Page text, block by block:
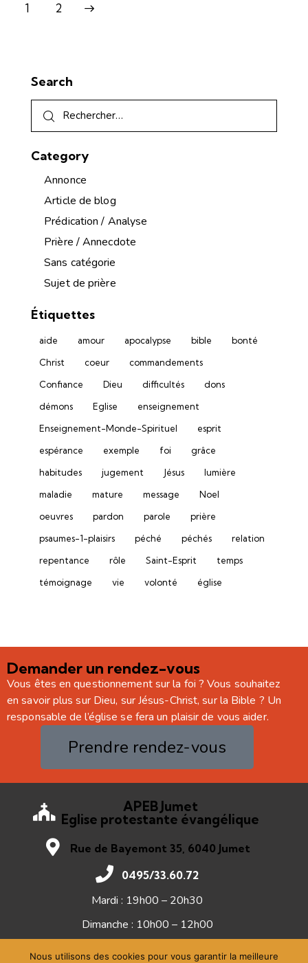
1 2
Search
Category
Annonce
Article de blog
Prédication / Analyse
Prière / Annecdote
Sans catégorie
Sujet de prière
Étiquettes
aide amour apocalypse bible
bonté
Christ
coeur
commandements
Confiance
Dieu difficultés
dons
démons
Eglise
enseignement
Enseignement-Monde-Spirituel
esprit
espérance
exemple foi
grâce
habitudes
jugement Jésus
lumière
maladie
mature message
Noel
oeuvres
pardon parole
prière
psaumes-1-plaisirs
péché péchés
relation
repentance
rôle Saint-Esprit
temps
témoignage
vie volonté église
Demander un rendez-vous
Vous êtes en questionnement sur la foi ? Vous souhaitez
en savoir plus sur Dieu, sur Jésus-Christ, sur la Bible ? Un
responsable de l’église se fera un plaisir de vous aider.
Prendre rendez-vous
APEB Jumet
Eglise protestante évangélique
Rue de Bayemont 35, 6040 Jumet
0495/33.60.72
Mardi : 19h00 – 20h30
Dimanche : 10h00 – 12h00
Nous utilisons des cookies pour vous garantir la meilleure